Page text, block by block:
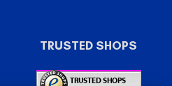
TRUSTED SHOPS